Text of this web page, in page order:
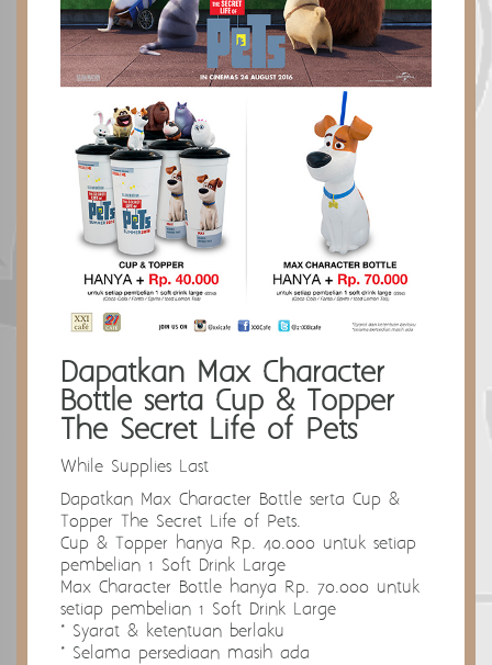
Dapatkan Max Character
Bottle serta Cup & Topper
The Secret Life of Pets
While Supplies Last
Dapatkan Max Character Bottle serta Cup &
Topper The Secret Life of Pets.
Cup & Topper hanya Rp. 40.000 untuk setiap
pembelian 1 Soft Drink Large
Max Character Bottle hanya Rp. 70.000 untuk
setiap pembelian 1 Soft Drink Large
* Syarat & ketentuan berlaku
* Selama persediaan masih ada